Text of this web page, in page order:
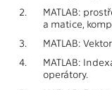
2.
MATLAB:
a matice,
3.
MATLAB:
4.
MATLAB:
operátory.